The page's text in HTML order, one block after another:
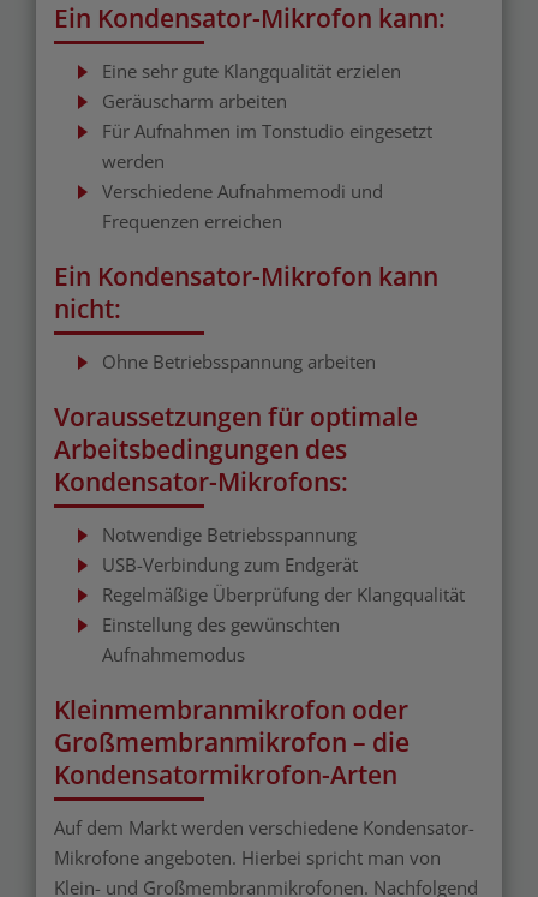
Ein Kondensator-Mikrofon kann:
Eine sehr gute Klangqualität erzielen
Geräuscharm arbeiten
Für Aufnahmen im Tonstudio eingesetzt
werden
Verschiedene Aufnahmemodi und
Frequenzen erreichen
Ein Kondensator-Mikrofon kann
nicht:
Ohne Betriebsspannung arbeiten
Voraussetzungen für optimale
Arbeitsbedingungen des
Kondensator-Mikrofons:
Notwendige Betriebsspannung
USB-Verbindung zum Endgerät
Regelmäßige Überprüfung der Klangqualität
Einstellung des gewünschten
Aufnahmemodus
Kleinmembranmikrofon oder
Großmembranmikrofon – die
Kondensatormikrofon-Arten
Auf dem Markt werden verschiedene Kondensator-
Mikrofone angeboten. Hierbei spricht man von
Klein- und Großmembranmikrofonen. Nachfolgend